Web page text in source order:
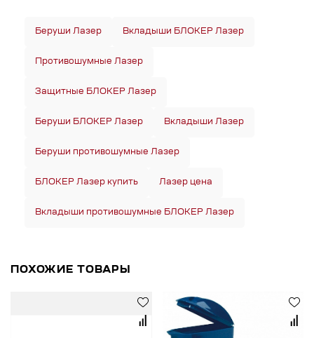
Беруши Лазер Вкладыши БЛОКЕР Лазер
Противошумные Лазер
Защитные БЛОКЕР Лазер
Беруши БЛОКЕР Лазер Вкладыши Лазер
Беруши противошумные Лазер
БЛОКЕР Лазер купить Лазер цена
Вкладыши противошумные БЛОКЕР Лазер
ПОХОЖИЕ ТОВАРЫ